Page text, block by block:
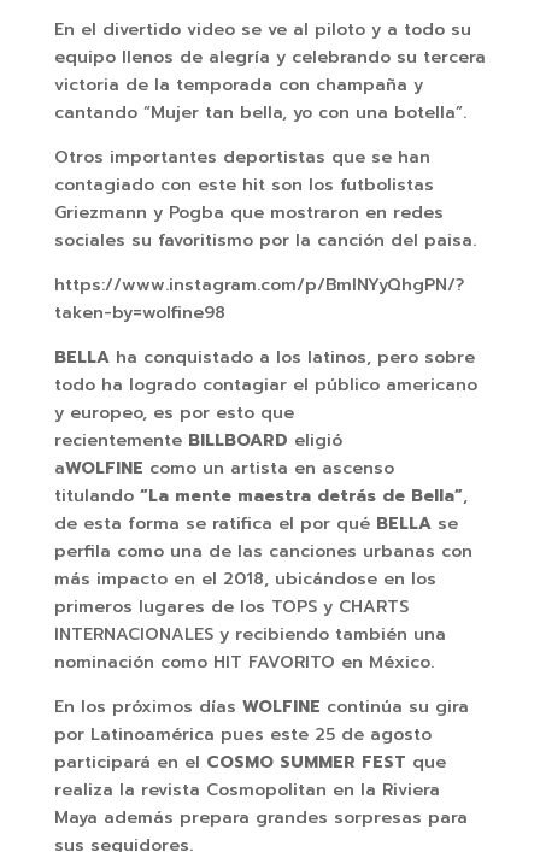
En el divertido video se ve al piloto y a todo su
equipo llenos de alegría y celebrando su tercera
victoria de la temporada con champaña y
cantando “Mujer tan bella, yo con una botella”.
Otros importantes deportistas que se han
contagiado con este hit son los futbolistas
Griezmann y Pogba que mostraron en redes
sociales su favoritismo por la canción del paisa.
https://www.instagram.com/p/BmlNYyQhgPN/?
taken-by=wolfine98
BELLA ha conquistado a los latinos, pero sobre
todo ha logrado contagiar el público americano
y europeo, es por esto que
recientemente BILLBOARD eligió
aWOLFINE como un artista en ascenso
titulando “La mente maestra detrás de Bella”,
de esta forma se ratifica el por qué BELLAse
perfila como una de las canciones urbanas con
más impacto en el 2018, ubicándose en los
primeros lugares de los TOPS y CHARTS
INTERNACIONALES y recibiendo también una
nominación como HIT FAVORITO en México.
En los próximos días WOLFINE continúa su gira
por Latinoamérica pues este 25 de agosto
participará en el COSMO SUMMER FEST que
realiza la revista Cosmopolitan en la Riviera
Maya además prepara grandes sorpresas para
sus seguidores.